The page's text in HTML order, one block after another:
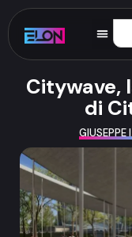
Citywave,
di
GIUSEPPE